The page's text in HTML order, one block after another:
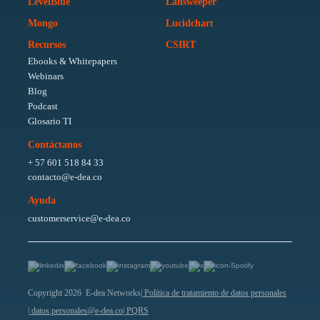
Mongo
Lucidchart
Recursos
Ebooks & Whitepapers
Webinars
Blog
Podcast
Glosario TI
CSIRT
Contáctanos
+ 57 601 518 84 33
contacto@e-dea.co
Ayuda
customerservice@e-dea.co
Copyright 2026 E-dea Networks| Política de tratamiento de datos personales
| datos.personales@e-dea.co| PQRS